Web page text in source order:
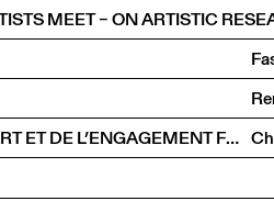
MEET – ON ARTISTIC
RENCONTRE AUTOUR DE L’ART ET DE L’ENGAGEMENT FÉMINISTE